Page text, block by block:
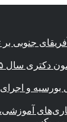
آفریقای جنوبی
و
آموزشی،